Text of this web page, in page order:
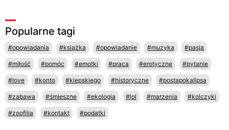
Popularne tagi
#opowiadania #książka #opowiadanie #muzyka #pasja
#miłość #pomóc #emotki #praca #erotyczne #pytanie
#love #konto #kiepskiego #historyczne #postapokalipsa
#zabawa #śmieszne #ekologia #lol #marzenia #kolczyki
#zoofilia #kontakt #podatki